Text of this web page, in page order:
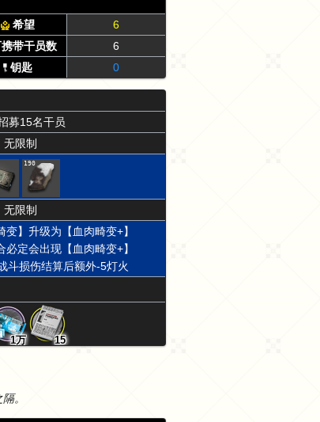
希望
6
带干员数
6
钥匙 0
募15名干员
无限制
190
无限制
】升级为【血肉畸变+】
定会出现【血肉畸变+】
斗损伤结算后额外-5灯火
1万 15
。